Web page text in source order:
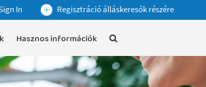
In Regisztráció álláskeresők részére
Hasznos információk